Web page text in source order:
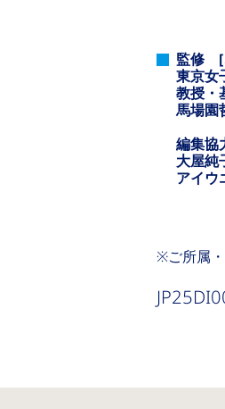
監修 [
東京女
教授・
馬場園
編集協
大屋純
アイウ
※ご所属・